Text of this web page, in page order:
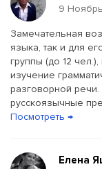
9 Ноябрь
Замечательная
языка, так и для
группы (до 12 чел.),
изучение
разговорной
русскоязычные
Посмотреть →
Елена